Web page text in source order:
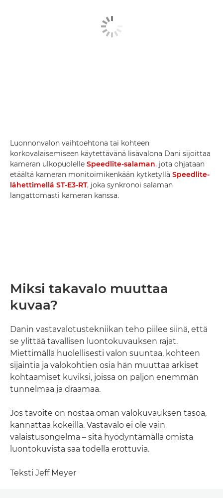
Luonnonvalon vaihtoehtona tai kohteen
korkovalaisemiseen käytettävänä lisävalona Dani sijoittaa
kameran ulkopuolelle Speedlite-salaman, jota ohjataan
etäältä kameran monitoimikenkään kytketyllä Speedlite-
lähettimellä ST-E3-RT, joka synkronoi salaman
langattomasti kameran kanssa.
Miksi takavalo muuttaa
kuvaa?
Danin vastavalotustekniikan teho piilee siinä, että
se ylittää tavallisen luontokuvauksen rajat.
Miettimällä huolellisesti valon suuntaa, kohteen
sijaintia ja valokohtien osia hän muuttaa arkiset
kohtaamiset kuviksi, joissa on paljon enemmän
tunnelmaa ja draamaa.
Jos tavoite on nostaa oman valokuvauksen tasoa,
kannattaa kokeilla. Vastavalo ei ole vain
valaistusongelma – sitä hyödyntämällä omista
luontokuvista saa todella erottuvia.
Teksti Jeff Meyer